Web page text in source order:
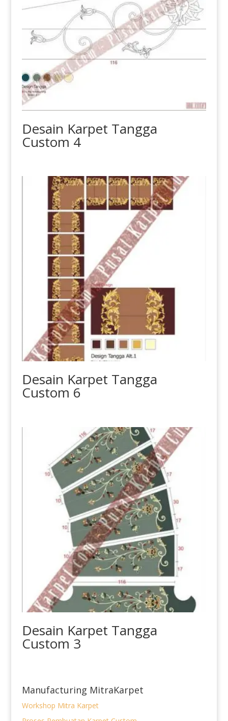
Desain Karpet Tangga
Custom 4
Desain Karpet Tangga
Custom 6
Desain Karpet Tangga
Custom 3
Manufacturing MitraKarpet
Workshop Mitra Karpet